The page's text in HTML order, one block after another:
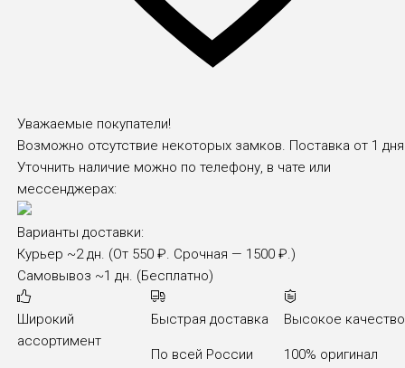
Уважаемые покупатели!
Возможно отсутствие некоторых замков. Поставка от 1
Уточнить наличие можно по телефону, в чате или
мессенджерах:
Варианты доставки:
Курьер ~2 дн. (От 550 ₽. Срочная — 1500 ₽.)
Самовывоз ~1 дн. (Бесплатно)
Широкий
ассортимент
Быстрая доставка
По всей России
Высокое качество
100% оригинал